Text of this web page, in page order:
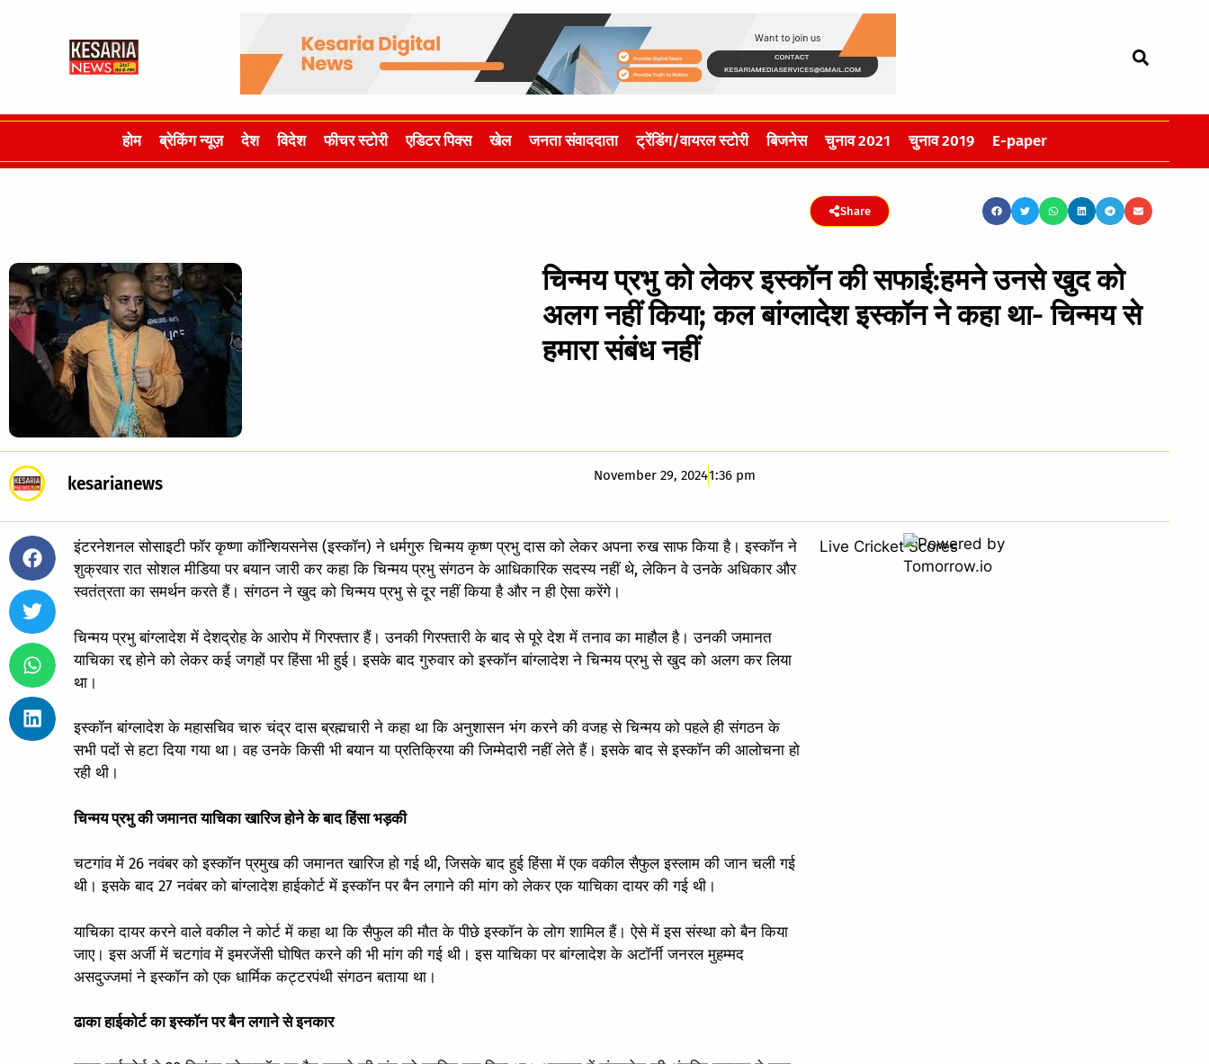
होम ब्रेकिंग न्यूज़ देश विदेश फीचर स्टोरी एडिटर पिक्स खेल जनता संवाददाता ट्रेंडिंग/वायरल स्टोरी बिजनेस चुनाव 2021 चुनाव 2019 E-paper
Share
चिन्मय प्रभु को लेकर इस्कॉन की सफाई:हमने उनसे खुद को
अलग नहीं किया; कल बांग्लादेश इस्कॉन ने कहा था- चिन्मय से
हमारा संबंध नहीं
kesarianews November 29, 20241:36 pm
इंटरनेशनल सोसाइटी फॉर कृष्णा कॉन्शियसनेस (इस्कॉन) ने धर्मगुरु चिन्मय कृष्ण प्रभु दास को लेकर अपना रुख साफ किया है। इस्कॉन ने
शुक्रवार रात सोशल मीडिया पर बयान जारी कर कहा कि चिन्मय प्रभु संगठन के आधिकारिक सदस्य नहीं थे, लेकिन वे उनके अधिकार और
स्वतंत्रता का समर्थन करते हैं। संगठन ने खुद को चिन्मय प्रभु से दूर नहीं किया है और न ही ऐसा करेंगे।
चिन्मय प्रभु बांग्लादेश में देशद्रोह के आरोप में गिरफ्तार हैं। उनकी गिरफ्तारी के बाद से पूरे देश में तनाव का माहौल है। उनकी जमानत
याचिका रद्द होने को लेकर कई जगहों पर हिंसा भी हुई। इसके बाद गुरुवार को इस्कॉन बांग्लादेश ने चिन्मय प्रभु से खुद को अलग कर लिया
था।
इस्कॉन बांग्लादेश के महासचिव चारु चंद्र दास ब्रह्मचारी ने कहा था कि अनुशासन भंग करने की वजह से चिन्मय को पहले ही संगठन के
सभी पदों से हटा दिया गया था। वह उनके किसी भी बयान या प्रतिक्रिया की जिम्मेदारी नहीं लेते हैं। इसके बाद से इस्कॉन की आलोचना हो
रही थी।
चिन्मय प्रभु की जमानत याचिका खारिज होने के बाद हिंसा भड़की
चटगांव में 26 नवंबर को इस्कॉन प्रमुख की जमानत खारिज हो गई थी, जिसके बाद हुई हिंसा में एक वकील सैफुल इस्लाम की जान चली गई
थी। इसके बाद 27 नवंबर को बांग्लादेश हाईकोर्ट में इस्कॉन पर बैन लगाने की मांग को लेकर एक याचिका दायर की गई थी।
याचिका दायर करने वाले वकील ने कोर्ट में कहा था कि सैफुल की मौत के पीछे इस्कॉन के लोग शामिल हैं। ऐसे में इस संस्था को बैन किया
जाए। इस अर्जी में चटगांव में इमरजेंसी घोषित करने की भी मांग की गई थी। इस याचिका पर बांग्लादेश के अटॉर्नी जनरल मुहम्मद
असदुज्जमां ने इस्कॉन को एक धार्मिक कट्टरपंथी संगठन बताया था।
ढाका हाईकोर्ट का इस्कॉन पर बैन लगाने से इनकार
Live Cricket Scores